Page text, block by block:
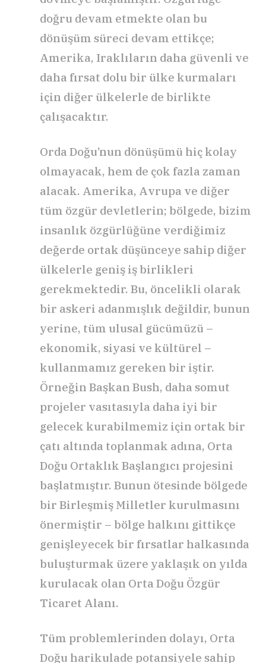
doğru devam etmekte olan bu
dönüşüm süreci devam ettikçe;
Amerika, Iraklıların daha güvenli ve
daha fırsat dolu bir ülke kurmaları
için diğer ülkelerle de birlikte
çalışacaktır.
Orda Doğu’nun dönüşümü hiç kolay
olmayacak, hem de çok fazla zaman
alacak. Amerika, Avrupa ve diğer
tüm özgür devletlerin; bölgede, bizim
insanlık özgürlüğüne verdiğimiz
değerde ortak düşünceye sahip diğer
ülkelerle geniş iş birlikleri
gerekmektedir. Bu, öncelikli olarak
bir askeri adanmışlık değildir, bunun
yerine, tüm ulusal gücümüzü –
ekonomik, siyasi ve kültürel –
kullanmamız gereken bir iştir.
Örneğin Başkan Bush, daha somut
projeler vasıtasıyla daha iyi bir
gelecek kurabilmemiz için ortak bir
çatı altında toplanmak adına, Orta
Doğu Ortaklık Başlangıcı projesini
başlatmıştır. Bunun ötesinde bölgede
bir Birleşmiş Milletler kurulmasını
önermiştir – bölge halkını gittikçe
genişleyecek bir fırsatlar halkasında
buluşturmak üzere yaklaşık on yılda
kurulacak olan Orta Doğu Özgür
Ticaret Alanı.
Tüm problemlerinden dolayı, Orta
Doğu harikulade potansiyele sahip